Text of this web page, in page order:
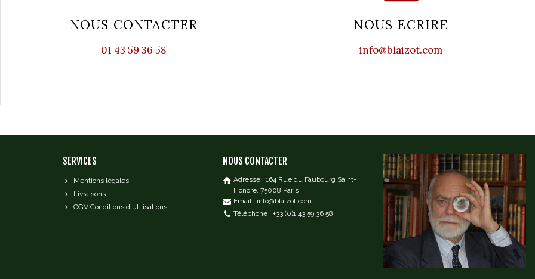
NOUS CONTACTER
01 43 59 36 58
NOUS ECRIRE
info@blaizot.com
SERVICES
Mentions légales
Livraisons
CGV Conditions d'utilisations
NOUS CONTACTER
Adresse : 164 Rue du Faubourg Saint-
Honoré, 75008 Paris
Email : info@blaizot.com
Téléphone : +33 (0)1 43 59 36 58